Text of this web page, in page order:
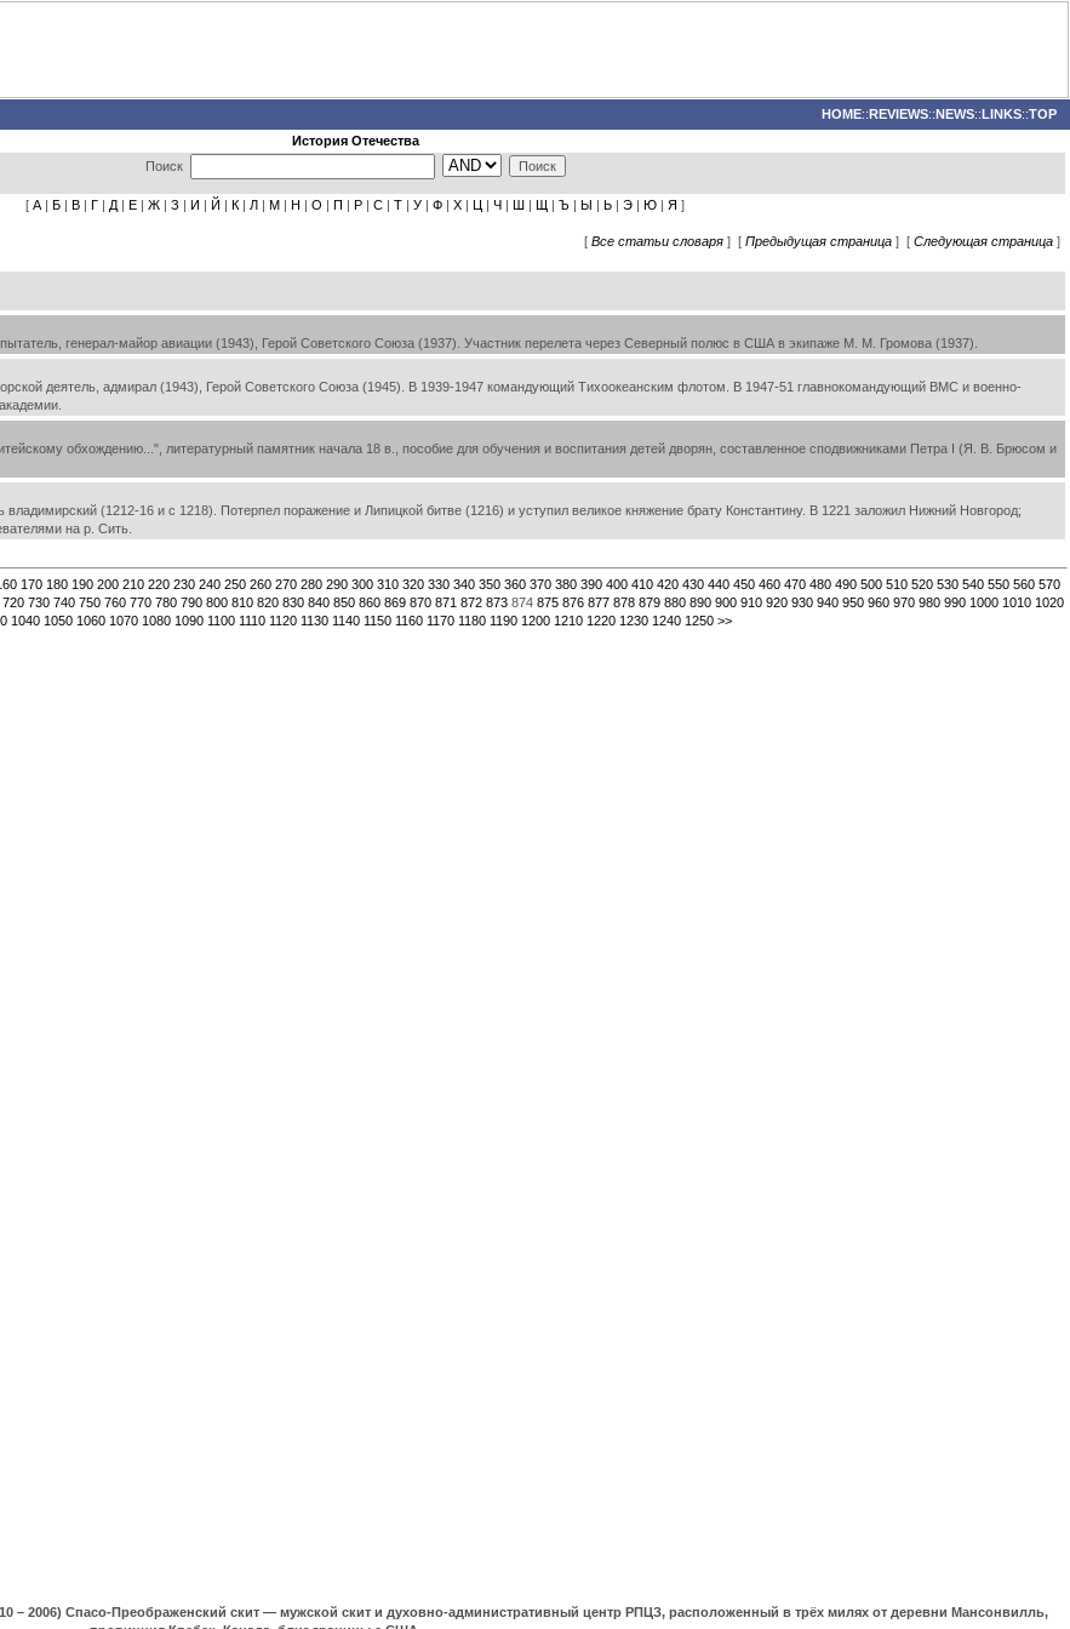
HOME::REVIEWS::NEWS::LINKS::TOP
История Отечества
Поиск
[ А | Б | В | Г | Д | Е | Ж | З | И | Й | К | Л | М | Н | О | П | Р | С | Т | У | Ф | Х | Ц | Ч | Ш | Щ | Ъ | Ы | Ь | Э | Ю | Я ]
[ Все статьи словаря ] [ Предыдущая страница ] [ Следующая страница ]
генерал-майор авиации (1943), Герой Советского Союза (1937). Участник перелета через Северный полюс в США в экипаже М. М. Громова (1937).
деятель, адмирал (1943), Герой Советского Союза (1945). В 1939-1947 командующий Тихоокеанским флотом. В 1947-51 главнокомандующий ВМС и военно-
обхождению...", литературный памятник начала 18 в., пособие для обучения и воспитания детей дворян, составленное сподвижниками Петра I (Я. В. Брюсом и
(1212-16 и с 1218). Потерпел поражение и Липицкой битве (1216) и уступил великое княжение брату Константину. В 1221 заложил Нижний Новгород;
на р. Сить.
170 180 190 200 210 220 230 240 250 260 270 280 290 300 310 320 330 340 350 360 370 380 390 400 410 420 430 440 450 460 470 480 490 500 510 520 530 540 550 560 570
720 730 740 750 760 770 780 790 800 810 820 830 840 850 860 869 870 871 872 873 874 875 876 877 878 879 880 890 900 910 920 930 940 950 960 970 980 990 1000 1010 1020
1040 1050 1060 1070 1080 1090 1100 1110 1120 1130 1140 1150 1160 1170 1180 1190 1200 1210 1220 1230 1240 1250 >>
– 2006) Спасо-Преображенский скит — мужской скит и духовно-административный центр РПЦЗ, расположенный в трёх милях от деревни Мансонвилль,